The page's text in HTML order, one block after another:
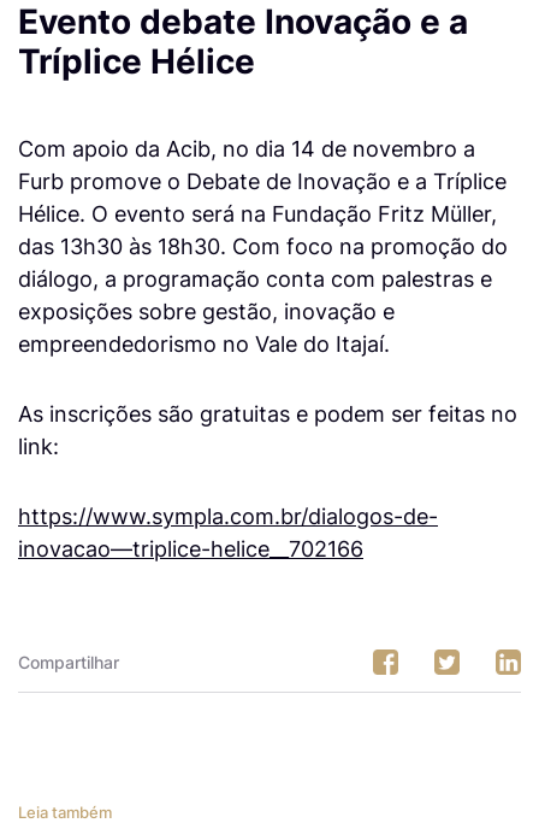
Evento debate Inovação e a
Tríplice Hélice
Com apoio da Acib, no dia 14 de novembro a
Furb promove o Debate de Inovação e a Tríplice
Hélice. O evento será na Fundação Fritz Müller,
das 13h30 às 18h30. Com foco na promoção do
diálogo, a programação conta com palestras e
exposições sobre gestão, inovação e
empreendedorismo no Vale do Itajaí.
As inscrições são gratuitas e podem ser feitas no
link:
https://www.sympla.com.br/dialogos-de-
inovacao—triplice-helice__702166
Compartilhar
Leia também